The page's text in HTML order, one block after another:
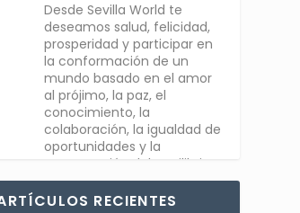
Desde Sevilla World te
deseamos salud, felicidad,
prosperidad y participar en
la conformación de un
mundo basado en el amor
al prójimo, la paz, el
conocimiento, la
colaboración, la igualdad de
oportunidades y la
recuperación del equilibrio
entre sociedad y planeta.
#Feliz2025RECIENTES